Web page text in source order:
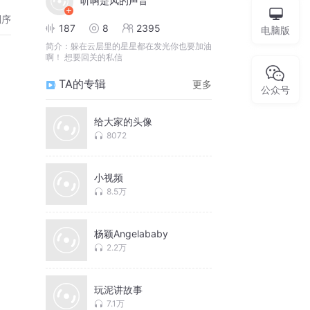
187 8 2395
简介： 躲在云层里的星星都在发光你也要加油
啊！ 想要回关的私信
TA的专辑 更多
给大家的头像
8072
小视频
8.5万
杨颖Angelababy
2.2万
玩泥讲故事
7.1万
电脑版
公众号